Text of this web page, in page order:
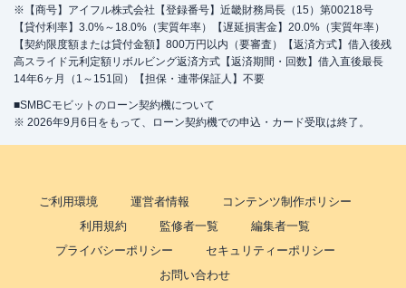
※【商号】アイフル株式会社【登録番号】近畿財務局長（15）第00218号
【貸付利率】3.0%～18.0%（実質年率）【遅延損害金】20.0%（実質年率）
【契約限度額または貸付金額】800万円以内（要審査）【返済方式】借入後残
高スライド元利定額リボルビング返済方式【返済期間・回数】借入直後最長
14年6ヶ月（1～151回）【担保・連帯保証人】不要
■SMBCモビットのローン契約機について
※ 2026年9月6日をもって、ローン契約機での申込・カード受取は終了。
ご利用環境 運営者情報
コンテンツ制作ポリシー
利用規約
監修者一覧
編集者一覧
プライバシーポリシー
セキュリティーポリシー
お問い合わせ